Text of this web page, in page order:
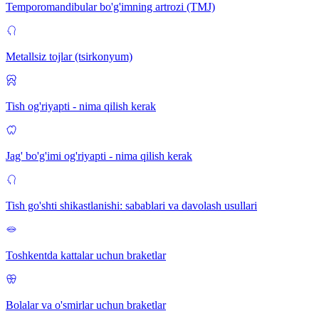
Temporomandibular bo'g'imning artrozi (TMJ)
Metallsiz tojlar (tsirkonyum)
Tish og'riyapti - nima qilish kerak
Jag' bo'g'imi og'riyapti - nima qilish kerak
Tish go'shti shikastlanishi: sabablari va davolash usullari
Toshkentda kattalar uchun braketlar
Bolalar va o'smirlar uchun braketlar